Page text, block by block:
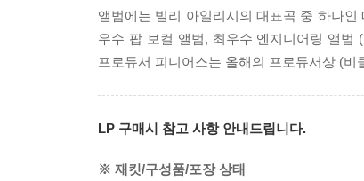
앨범에는 빌리 아일리시의 대표곡 중 하나
우수 팝 보컬 앨범, 최우수 엔지니어링 앨범
프로듀서 피니어스는 올해의 프로듀서상 (
LP 구매시 참고 사항 안내드립니다.
※ 재킷/구성품/포장 상태